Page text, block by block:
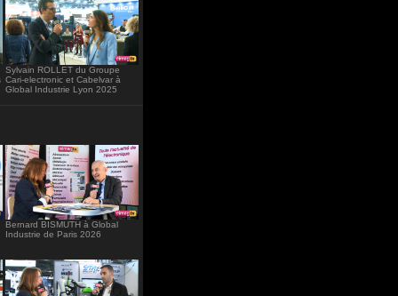
Sylvain ROLLET du Groupe
Cari-electronic et Cabelvar à
Global Industrie Lyon 2025
Bernard BISMUTH à Global
Industrie de Paris 2026